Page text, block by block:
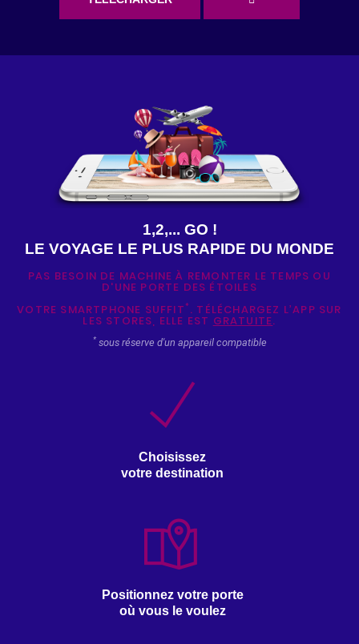
1,2,... GO !
LE VOYAGE LE PLUS RAPIDE DU MONDE
PAS BESOIN DE MACHINE À REMONTER LE TEMPS OU
D'UNE PORTE DES ÉTOILES
VOTRE SMARTPHONE SUFFIT * . TÉLÉCHARGEZ L’APP SUR
LES STORES, ELLE EST GRATUITE.
*sous réserve d'un appareil compatible
Choisissez
votre destination
Positionnez votre porte
où vous le voulez